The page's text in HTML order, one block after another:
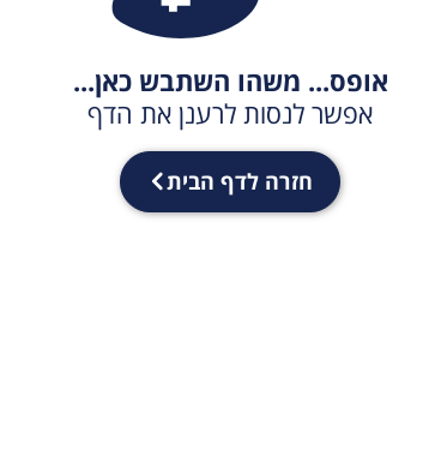
אופס... משהו השתבש כאן...
אפשר לנסות לרענן את הדף
חזרה לדף הבית